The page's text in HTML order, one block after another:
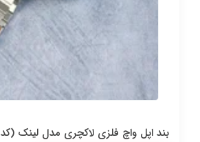
بند اپل واچ فلزی لاکچری مدل لینک (کدw5081)